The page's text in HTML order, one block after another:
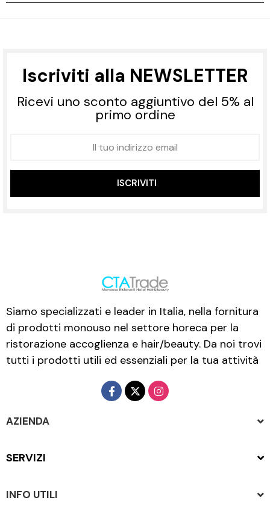
Iscriviti alla NEWSLETTER
Ricevi uno sconto aggiuntivo del 5% al
primo ordine
ISCRIVITI
Siamo specializzati e leader in Italia, nella fornitura
di prodotti monouso nel settore horeca per la
ristorazione accoglienza e hair/beauty. Da noi trovi
tutti i prodotti utili ed essenziali per la tua attività
AZIENDA
SERVIZI
INFO UTILI